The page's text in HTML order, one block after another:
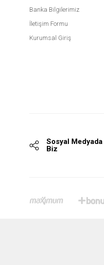
Banka Bilgilerimiz
İletişim Formu
Kurumsal Giriş
Sosyal Medyada
Biz